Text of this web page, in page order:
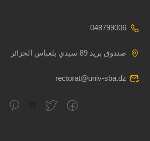
048799006
صندوق بريد 89 سيدي بلعباس الجزائر
rectorat@univ-sba.dz